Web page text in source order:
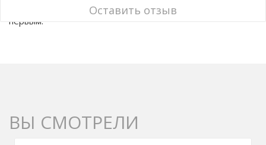
Оставить отзыв
У этого товара нет ни одного отзыва. Вы можете стать
первым.
ВЫ СМОТРЕЛИ